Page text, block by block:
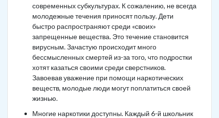
современных субкультурах. К сожалению, не всегда
молодежные течения приносят пользу. Дети
быстро распространяют среди «своих»
запрещенные вещества. Это течение становится
вирусным. Зачастую происходит много
бессмысленных смертей из-за того, что подростки
хотят казаться своими среди сверстников.
Завоевав уважение при помощи наркотических
веществ, молодые люди могут поплатиться своей
жизнью.
Многие наркотики доступны. Каждый 6-й школьник